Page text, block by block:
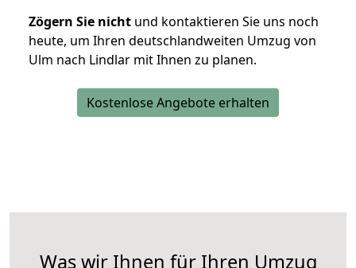
Zögern Sie nicht und kontaktieren Sie uns noch
heute, um Ihren deutschlandweiten Umzug von
Ulm nach Lindlar mit Ihnen zu planen.
Kostenlose Angebote erhalten
Was wir Ihnen für Ihren Umzug